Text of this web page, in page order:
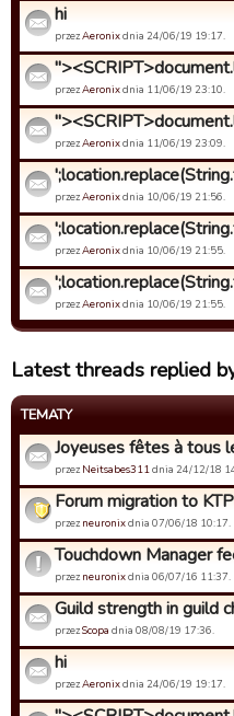
hi
przezAeronixdnia 24/06/19 19:17.
przezAeronixdnia 11/06/19 23:10.
przezAeronixdnia 11/06/19 23:09.
przezAeronixdnia 10/06/19 21:56.
przezAeronixdnia 10/06/19 21:55.
przezAeronixdnia 10/06/19 21:55.
Latest threads replied
TEMATY
Joyeuses fêtes à tous
przez Neitsabes311dnia 24/12/18
Forum migration to
przez neuronixdnia 07/06/18 10:17.
Touchdown Manager
przez neuronixdnia 06/07/16 11:37.
Guild strength in guild
przezScopa dnia 08/08/19 17:36.
hi
przezAeronixdnia 24/06/19 19:17.